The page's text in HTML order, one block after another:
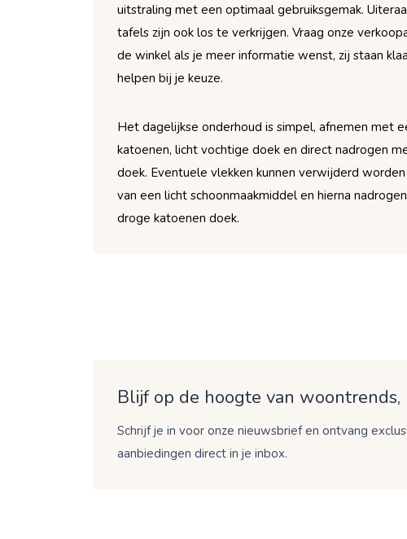
uitstraling met een optimaal gebruiksgemak.
tafels zijn ook los te verkrijgen. Vraag onze
de winkel als je meer informatie wenst, zij staan
helpen bij je keuze.
Het dagelijkse onderhoud is simpel, afnemen met
katoenen, licht vochtige doek en direct nadrogen
doek. Eventuele vlekken kunnen verwijderd
van een licht schoonmaakmiddel en hierna
droge katoenen doek.
Blijf op de hoogte van woontrends,
Schrijf je in voor onze nieuwsbrief en ontvang
aanbiedingen direct in je inbox.